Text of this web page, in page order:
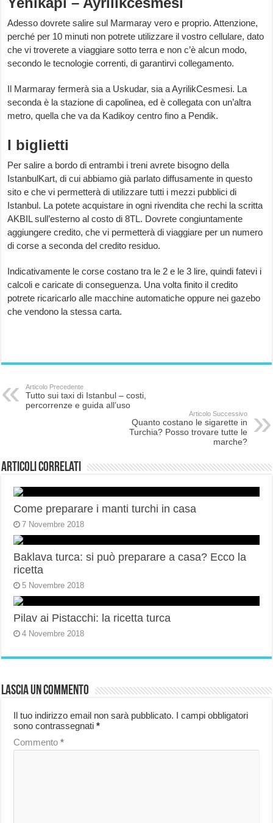
Adesso dovrete salire sul Marmaray vero e proprio. Attenzione,
perché per 10 minuti non potrete utilizzare il vostro cellulare, dato
che vi troverete a viaggiare sotto terra e non c’è alcun modo,
secondo le tecnologie correnti, di garantirvi collegamento.
Il Marmaray fermerà sia a Uskudar, sia a AyrilikCesmesi. La
seconda è la stazione di capolinea, ed è collegata con un’altra
metro, quella che va da Kadikoy centro fino a Pendik.
I biglietti
Per salire a bordo di entrambi i treni avrete bisogno della
IstanbulKart, di cui abbiamo già parlato diffusamente in questo
sito e che vi permetterà di utilizzare tutti i mezzi pubblici di
Istanbul. La potete acquistare in ogni rivendita che rechi la scritta
AKBIL sull’esterno al costo di 8TL. Dovrete congiuntamente
aggiungere credito, che vi permetterà di viaggiare per un numero
di corse a seconda del credito residuo.
Indicativamente le corse costano tra le 2 e le 3 lire, quindi fatevi i
calcoli e caricate di conseguenza. Una volta finito il credito
potrete ricaricarlo alle macchine automatiche oppure nei gazebo
che vendono la stessa carta.
Articolo Precedente
Tutto sui taxi di Istanbul – costi,
percorrenze e guida all’uso
Articolo Successivo
Quanto costano le sigarette in
Turchia? Posso trovare tutte le
marche?
Articoli correlati
Come preparare i manti turchi in casa
7 Novembre 2018
Baklava turca: si può preparare a casa? Ecco la
ricetta
5 Novembre 2018
Pilav ai Pistacchi: la ricetta turca
4 Novembre 2018
Lascia un commento
Il tuo indirizzo email non sarà pubblicato. I campi obbligatori
sono contrassegnati*
Commento*